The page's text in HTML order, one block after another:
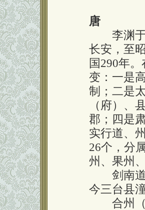
唐
李渊于
长安，至
国290年
变：一是
制；二是
（府）、
郡；四是
实行道、
26个，分
州、果州
剑南道
今三台县
合州（